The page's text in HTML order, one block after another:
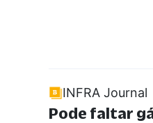
INFRA Journal
Pode faltar